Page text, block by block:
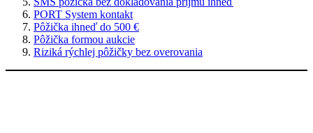
PORT System kontakt
Pôžička ihneď do 500 €
Pôžička formou aukcie
Riziká rýchlej pôžičky bez overovania